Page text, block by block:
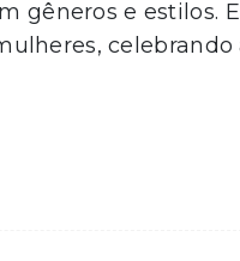
gêneros e estilos.